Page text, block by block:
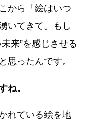
から「絵はいつ
いてきて。もし
来”を感じさせる
思ったんです。
ね。
れている絵を地